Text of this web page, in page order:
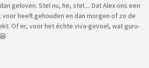
geloven. Stel nu, he, stel.... Dat Alex ons een
heeft gehouden en dan morgen of zo de
Of er, voor het échte viva-gevoel, wat guru-